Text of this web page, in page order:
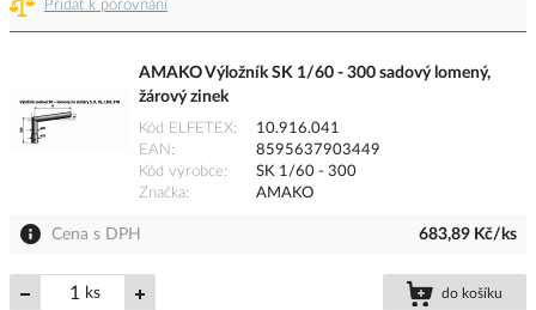
Přidat k porovnání
AMAKO Výložník SK 1/60 - 300 sadový lomený,
žárový zinek
Kód ELFETEX
10.916.041
EAN
8595637903449
Kód výrobce
SK 1/60 - 300
Značka
AMAKO
Cena s DPH 683,89 Kč/ks
ks do košíku